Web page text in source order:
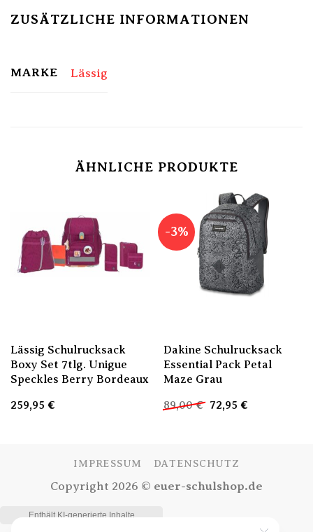
ZUSÄTZLICHE INFORMATIONEN
MARKE Lässig
ÄHNLICHE PRODUKTE
Lässig Schulrucksack
Boxy Set 7tlg. Unigue
Speckles Berry Bordeaux
259,95 €
-3%
Dakine Schulrucksack
Essential Pack Petal
Maze Grau
89,00€ Ursprünglicher
72,95 €Aktueller
IMPRESSUM DATENSCHUTZ
Copyright 2026 © euer-schulshop.de